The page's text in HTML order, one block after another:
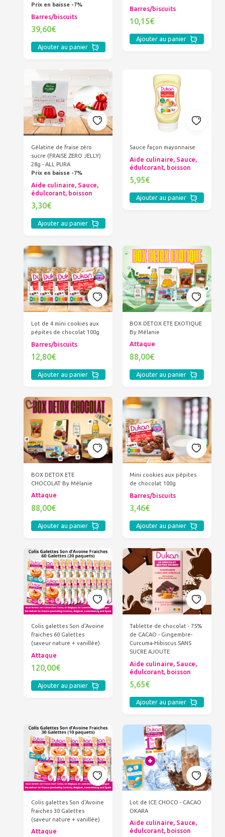
Prix en baisse -7%
Barres/biscuits
39,60€
Ajouter au panier
Barres/biscuits
10,15€
Ajouter au panier
Gélatine de fraise zéro
sucre (FRAISE ZERO JELLY)
28g - ALL PURA
Prix en baisse -7%
Aide culinaire, Sauce,
édulcorant, boisson
3,30€
Ajouter au panier
Sauce façon mayonnaise
Aide culinaire, Sauce,
édulcorant, boisson
5,95€
Ajouter au panier
Lot de 4 mini cookies aux
pépites de chocolat 100g
Barres/biscuits
12,80€
Ajouter au panier
BOX DETOX ETE EXOTIQUE
By Mélanie
Attaque
88,00€
Ajouter au panier
BOX DETOX ETE
CHOCOLAT By Mélanie
Attaque
88,00€
Ajouter au panier
Mini cookies aux pépites
de chocolat 100g
Barres/biscuits
3,46€
Ajouter au panier
Colis galettes Son d'Avoine
fraiches 60 Galettes
(saveur nature + vanillée)
Attaque
120,00€
Ajouter au panier
Tablette de chocolat - 75%
de CACAO - Gingembre-
Curcuma-Hibiscus SANS
SUCRE AJOUTE
Aide culinaire, Sauce,
édulcorant, boisson
5,65€
Ajouter au panier
Colis galettes Son d'Avoine
fraiches 30 Galettes
(saveur nature + vanillée)
Attaque
Lot de ICE CHOCO - CACAO
OKARA
Aide culinaire, Sauce,
édulcorant, boisson